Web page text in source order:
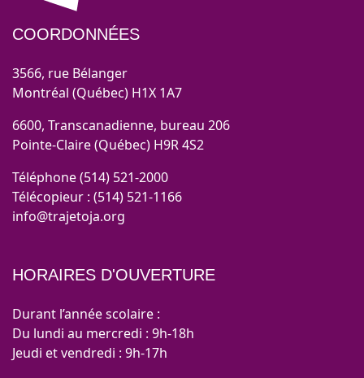
COORDONNÉES
3566, rue Bélanger
Montréal (Québec) H1X 1A7
6600, Transcanadienne, bureau 206
Pointe-Claire (Québec) H9R 4S2
Téléphone (514) 521-2000
Télécopieur : (514) 521-1166
info@trajetoja.org
HORAIRES D'OUVERTURE
Durant l’année scolaire :
Du lundi au mercredi : 9h-18h
Jeudi et vendredi : 9h-17h